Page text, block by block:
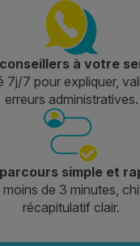
à votre
7j/7 pour expliquer,
erreurs administratives.
simple et
de 3 minutes,
récapitulatif clair.